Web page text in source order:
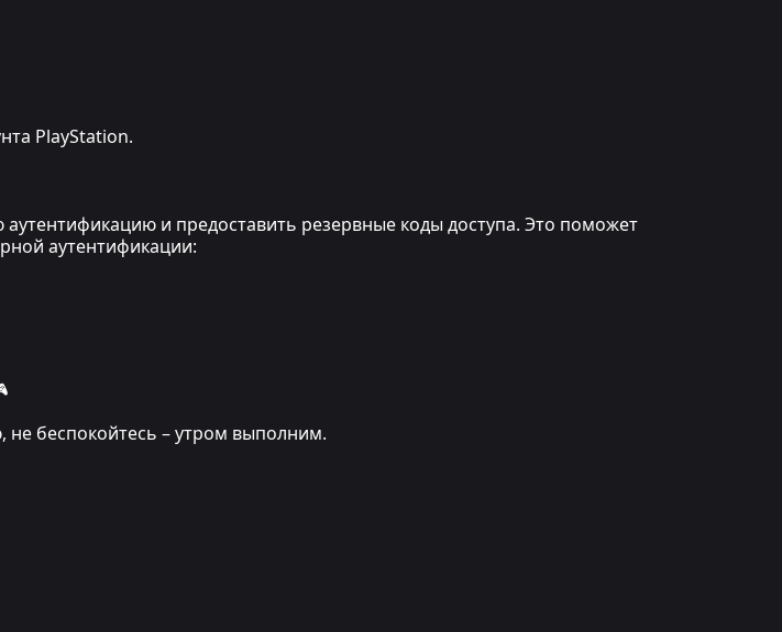
PlayStation.
и предоставить резервные коды доступа. Это поможет
аутентификации:
не беспокойтесь – утром выполним.